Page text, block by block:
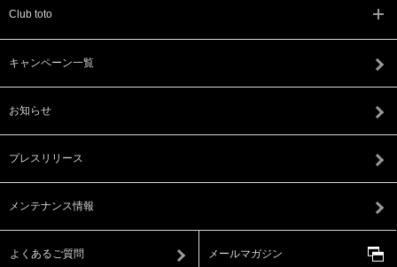
Club toto
キャンペーン一覧
お知らせ
プレスリリース
メンテナンス情報
よくあるご質問 メールマガジン